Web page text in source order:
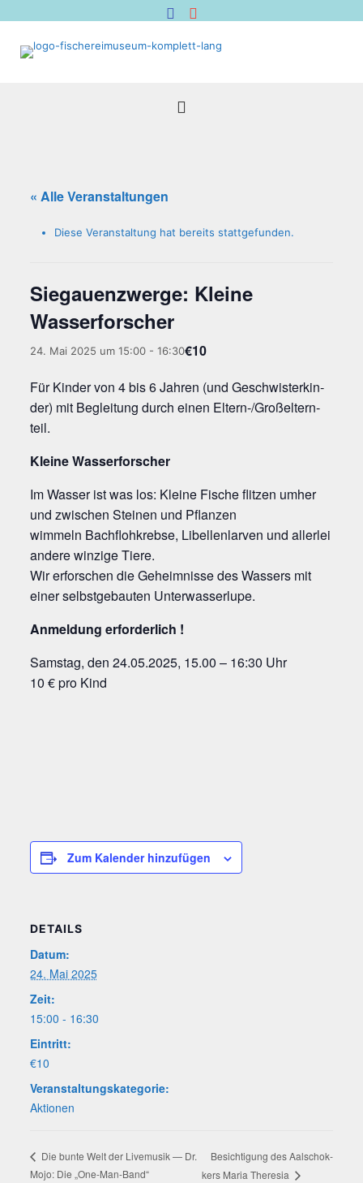
« Alle Veranstaltungen
Diese Veranstaltung hat bereits stattgefunden.
Sie­gau­enzwer­ge: Klei­ne
Wasserforscher
24. Mai 2025 um 15:00- 16:30€10
Für Kin­der von 4 bis 6 Jah­ren (und Geschwis­ter­kin­
der) mit Beglei­tung durch einen Eltern-/Groß­el­tern­
teil.
Klei­ne Wasserforscher
Im Was­ser ist was los: Klei­ne Fische flit­zen umher
und zwi­schen Stei­nen und Pflanzen
wim­meln Bach­floh­kreb­se, Libel­len­lar­ven und aller­lei
ande­re win­zi­ge Tiere.
Wir erfor­schen die Geheim­nis­se des Was­sers mit
einer selbst­ge­bau­ten Unterwasserlupe.
Anmel­dung erforderlich !
Sams­tag, den 24.05.2025, 15.00 – 16:30 Uhr
10 € pro Kind
Zum Kalender hinzufügen
DETAILS
Datum:
24. Mai 2025
Zeit:
15:00 - 16:30
Eintritt:
€10
Veranstaltungskategorie:
Aktionen
Die bun­te Welt der Live­mu­sik — Dr.
Mojo: Die „One-Man-Band“
Besich­ti­gung des Aal­schok­
kers Maria Theresia